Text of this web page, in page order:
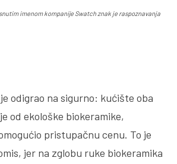
imenom kompanije Swatch znak je raspoznavanja
odigrao na sigurno: kućište oba
od ekološke biokeramike,
pristupačnu cenu. To je
jer na zglobu ruke biokeramika